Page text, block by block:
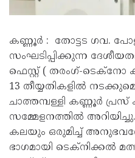
കണ്ണൂർ : തോട്ടട ഗവ.
സംഘടിപ്പിക്കുന്ന
ഫെസ്റ്റ് ( തരംഗ്-ടെക്നോ
13 തീയ്യതികളിൽ
ചാത്തമ്പള്ളി കണ്ണൂർ പ്രസ്
സമ്മേളനത്തിൽ
കലയും ഒരുമിച്ച്
ഭാഗമായി ടെക്നിക്കൽ